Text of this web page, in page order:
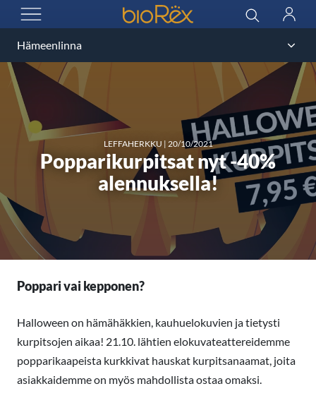
AVAA VALIKKO
BioRex Cinemas Haku
LEFFAHERKKU | 20/10/2021
Popparikurpitsat nyt -40%
alennuksella!
Poppari vai kepponen?
Halloween on hämähäkkien, kauhuelokuvien ja tietysti
kurpitsojen aikaa! 21.10. lähtien elokuvateattereidemme
popparikaapeista kurkkivat hauskat kurpitsanaamat, joita
asiakkaidemme on myös mahdollista ostaa omaksi.